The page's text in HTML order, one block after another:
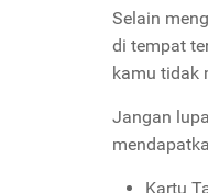
Selain
di tempat
kamu tidak
Jangan
Kartu